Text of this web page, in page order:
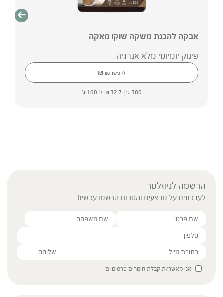
אבקה להכנת משקה שוקו מאקה
פינוק יומיומי מלא אנרגיה
לרכישה ₪ 98
300 ג' | ₪ 32.7 ל־100 ג'
הרשמה לניוזלטר
לעדכונים על מבצעים והטבות הרשמו עכשיו!
Please leave this field empty.
אני מאשר/ת קבלת חומרים פרסומיים